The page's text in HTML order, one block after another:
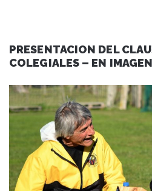
PRESENTACION DEL
COLEGIALES – EN